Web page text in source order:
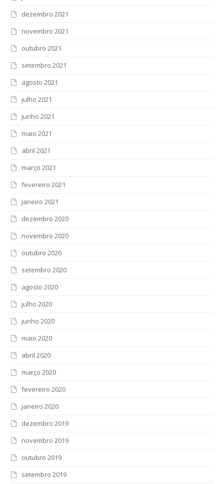
dezembro 2021
novembro 2021
outubro 2021
setembro 2021
agosto 2021
julho 2021
junho 2021
maio 2021
abril 2021
março 2021
fevereiro 2021
janeiro 2021
dezembro 2020
novembro 2020
outubro 2020
setembro 2020
agosto 2020
julho 2020
junho 2020
maio 2020
abril 2020
março 2020
fevereiro 2020
janeiro 2020
dezembro 2019
novembro 2019
outubro 2019
setembro 2019